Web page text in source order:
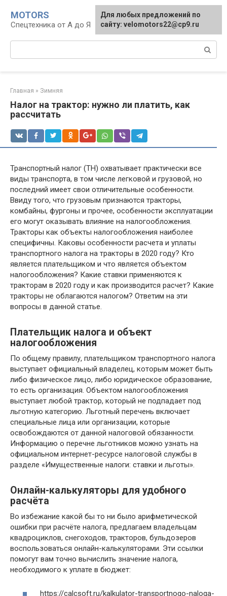
контенту
MOTORS
Спецтехника от А до Я
Главная » Зимняя
Налог на трактор: нужно ли платить, как
рассчитать
Транспортный налог (ТН) охватывает практически все
виды транспорта, в том числе легковой и грузовой, но
последний имеет свои отличительные особенности.
Ввиду того, что грузовым признаются тракторы,
комбайны, фургоны и прочее, особенности эксплуатации
его могут оказывать влияние на налогообложения.
Тракторы как объекты налогообложения наиболее
специфичны. Каковы особенности расчета и уплаты
транспортного налога на тракторы в 2020 году? Кто
является плательщиком и что является объектом
налогообложения? Какие ставки применяются к
тракторам в 2020 году и как производится расчет? Какие
тракторы не облагаются налогом? Ответим на эти
вопросы в данной статье.
Плательщик налога и объект
налогообложения
По общему правилу, плательщиком транспортного налога
выступает официальный владелец, которым может быть
либо физическое лицо, либо юридическое образование,
то есть организация. Объектом налогообложения
выступает любой трактор, который не подпадает под
льготную категорию. Льготный перечень включает
специальные лица или организации, которые
освобождаются от данной налоговой обязанности.
Информацию о перечне льготников можно узнать на
официальном интернет-ресурсе налоговой службы в
разделе «Имущественные налоги: ставки и льготы».
Онлайн-калькуляторы для удобного
расчёта
Во избежание какой бы то ни было арифметической
ошибки при расчёте налога, предлагаем владельцам
квадроциклов, снегоходов, тракторов, бульдозеров
воспользоваться онлайн-калькуляторами. Эти ссылки
помогут вам точно вычислить значение налога,
необходимого к уплате в бюджет:
https://calcsoft.ru/kalkulator-transportnogo-naloga-
Для любых предложений по
сайту: velomotors22@cp9.ru